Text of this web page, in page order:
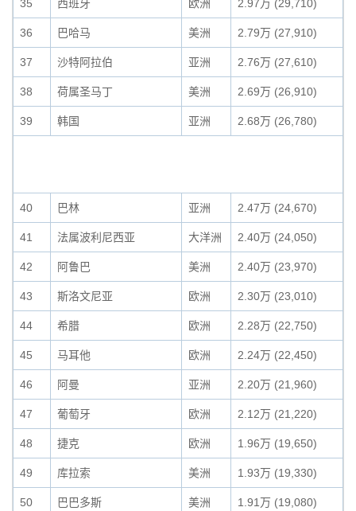
35 西班牙 欧洲 2.97万 (29,710)
36 巴哈马 美洲 2.79万 (27,910)
37 沙特阿拉伯 亚洲 2.76万 (27,610)
38 荷属圣马丁 美洲 2.69万 (26,910)
39 韩国 亚洲 2.68万 (26,780)
40 巴林 亚洲 2.47万 (24,670)
41 法属波利尼西亚 大洋洲 2.40万 (24,050)
42 阿鲁巴 美洲 2.40万 (23,970)
43 斯洛文尼亚 欧洲 2.30万 (23,010)
44 希腊 欧洲 2.28万 (22,750)
45 马耳他 欧洲 2.24万 (22,450)
46 阿曼 亚洲 2.20万 (21,960)
47 葡萄牙 欧洲 2.12万 (21,220)
48 捷克 欧洲 1.96万 (19,650)
49 库拉索 美洲 1.93万 (19,330)
50 巴巴多斯 美洲 1.91万 (19,080)